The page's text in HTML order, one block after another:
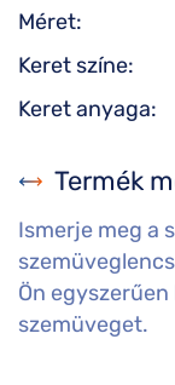
Méret:
Keret színe:
Keret anyaga:
Termék
Ismerje meg a
Ön
szemüveget.